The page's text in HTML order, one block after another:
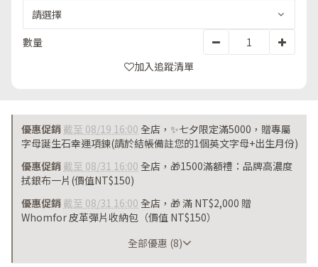
數量
加入追蹤清單
優惠促銷 截至 08/19 16:00 全店，✨七夕限定滿5000，贈專屬
字母誕生石幸運項鍊(請於結帳備註您的1個英文字母+出生月份)
優惠促銷 截至 08/31 16:00 全店，🎁1500滿額禮：品牌高濃度
拭銀布一片(價值NT$150)
優惠促銷 截至 08/31 16:00 全店，🎁 滿 NT$2,000 贈
Whomfor 皮革彈片收納包（價值 NT$150）
全部優惠 (8)